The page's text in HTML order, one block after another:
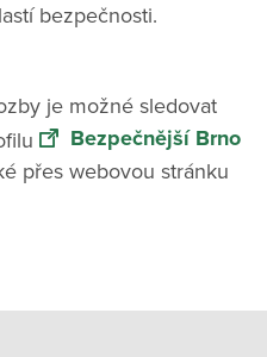
bezpečnosti.
je možné sledovat
Bezpečnější Brno
přes webovou stránku